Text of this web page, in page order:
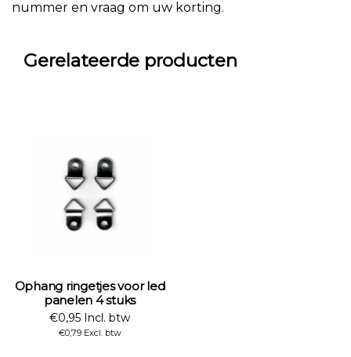
nummer en vraag om uw korting.
Gerelateerde producten
Ophang ringetjes voor led
panelen 4 stuks
€0,95 Incl. btw
€0,79 Excl. btw